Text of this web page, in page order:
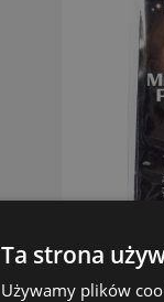
Ta strona
Używamy plików